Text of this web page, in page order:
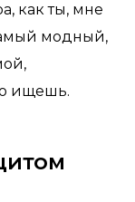
как ты, мне
модный,
ищешь.